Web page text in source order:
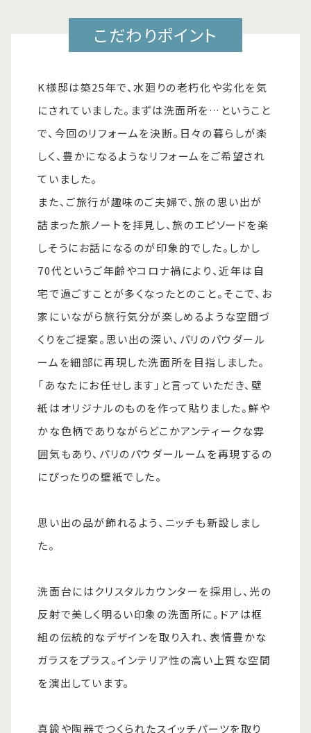
こだわりポイント
K様邸は築25年で、水廻りの老朽化や劣化を気
にされていました。まずは洗面所を…ということ
で、今回のリフォームを決断。日々の暮らしが楽
しく、豊かになるようなリフォームをご希望され
ていました。
また、ご旅行が趣味のご夫婦で、旅の思い出が
詰まった旅ノートを拝見し、旅のエピソードを楽
しそうにお話になるのが印象的でした。しかし
70代というご年齢やコロナ禍により、近年は自
宅で過ごすことが多くなったとのこと。そこで、お
家にいながら旅行気分が楽しめるような空間づ
くりをご提案。思い出の深い、パリのパウダール
ームを細部に再現した洗面所を目指しました。
「あなたにお任せします」と言っていただき、壁
紙はオリジナルのものを作って貼りました。鮮や
かな色柄でありながらどこかアンティークな雰
囲気もあり、パリのパウダールームを再現するの
にぴったりの壁紙でした。
思い出の品が飾れるよう、ニッチも新設しまし
た。
洗面台にはクリスタルカウンターを採用し、光の
反射で美しく明るい印象の洗面所に。ドアは框
組の伝統的なデザインを取り入れ、表情豊かな
ガラスをプラス。インテリア性の高い上質な空間
を演出しています。
真鍮や陶器でつくられたスイッチパーツを取り